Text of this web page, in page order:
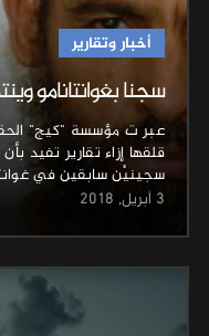
أخبار وتقارير
سجنا بغوانتانامو
عبر ت مؤسسة "كيج"
قلقها إزاء تقارير تفيد
سجينيْن سابقين في
3 أبريل, 2018